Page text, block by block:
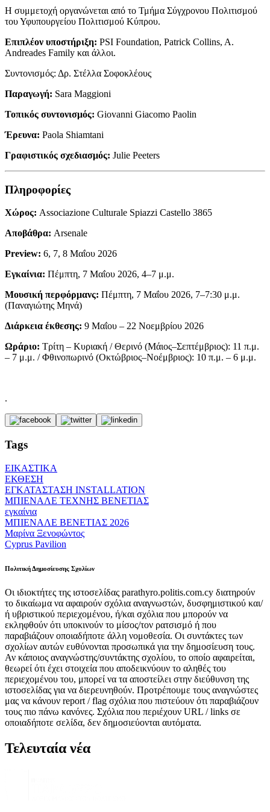
Η συμμετοχή οργανώνεται από το Τμήμα Σύγχρονου Πολιτισμού
του Υφυπουργείου Πολιτισμού Κύπρου.
Επιπλέον υποστήριξη: PSI Foundation, Patrick Collins, A.
Andreades Family και άλλοι.
Συντονισμός: Δρ. Στέλλα Σοφοκλέους
Παραγωγή: Sara Maggioni
Τοπικός συντονισμός: Giovanni Giacomo Paolin
Έρευνα: Paola Shiamtani
Γραφιστικός σχεδιασμός: Julie Peeters
Πληροφορίες
Χώρος: Associazione Culturale Spiazzi Castello 3865
Αποβάθρα: Arsenale
Preview: 6, 7, 8 Μαΐου 2026
Εγκαίνια: Πέμπτη, 7 Μαΐου 2026, 4–7 μ.μ.
Μουσική περφόρμανς: Πέμπτη, 7 Μαΐου 2026, 7–7:30 μ.μ.
(Παναγιώτης Μηνά)
Διάρκεια έκθεσης: 9 Μαΐου – 22 Νοεμβρίου 2026
Ωράριο: Τρίτη – Κυριακή / Θερινό (Μάιος–Σεπτέμβριος): 11 π.μ.
– 7 μ.μ. / Φθινοπωρινό (Οκτώβριος–Νοέμβριος): 10 π.μ. – 6 μ.μ.
.
Tags
ΕΙΚΑΣΤΙΚΑ
ΕΚΘΕΣΗ
ΕΓΚΑΤΑΣΤΑΣΗ INSTALLATION
ΜΠΙΕΝΑΛΕ ΤΕΧΝΗΣ ΒΕΝΕΤΙΑΣ
εγκαίνια
ΜΠΙΕΝΑΛΕ ΒΕΝΕΤΙΑΣ 2026
Μαρίνα Ξενοφώντος
Cyprus Pavilion
Πολιτική Δημοσίευσης Σχολίων
Οι ιδιοκτήτες της ιστοσελίδας parathyro.politis.com.cy διατηρούν
το δικαίωμα να αφαιρούν σχόλια αναγνωστών, δυσφημιστικού και/
ή υβριστικού περιεχομένου, ή/και σχόλια που μπορούν να
εκληφθούν ότι υποκινούν το μίσος/τον ρατσισμό ή που
παραβιάζουν οποιαδήποτε άλλη νομοθεσία. Οι συντάκτες των
σχολίων αυτών ευθύνονται προσωπικά για την δημοσίευση τους.
Αν κάποιος αναγνώστης/συντάκτης σχολίου, το οποίο αφαιρείται,
θεωρεί ότι έχει στοιχεία που αποδεικνύουν το αληθές του
περιεχομένου του, μπορεί να τα αποστείλει στην διεύθυνση της
ιστοσελίδας για να διερευνηθούν. Προτρέπουμε τους αναγνώστες
μας να κάνουν report / flag σχόλια που πιστεύουν ότι παραβιάζουν
τους πιο πάνω κανόνες. Σχόλια που περιέχουν URL / links σε
οποιαδήποτε σελίδα, δεν δημοσιεύονται αυτόματα.
Τελευταία νέα